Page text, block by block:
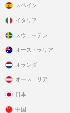
スペイン
イタリア
スウェーデン
オーストラリア
オランダ
オーストリア
日本
中国